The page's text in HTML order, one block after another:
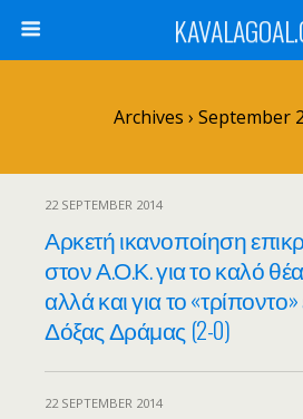
Archives › September
22 SEPTEMBER 2014
Αρκετή ικανοποίηση
στον Α.Ο.Κ. για το καλό
αλλά και για το «τρίποντο»
Δόξας Δράμας (2-0)
22 SEPTEMBER 2014